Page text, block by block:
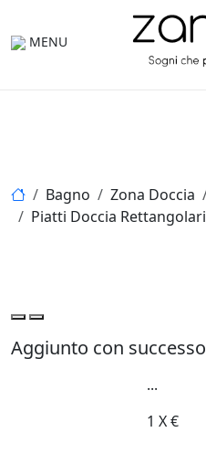
MENU
Bagno Zona Doccia
Piatti Doccia Rettangolari
Aggiunto con successo
...
1 X€